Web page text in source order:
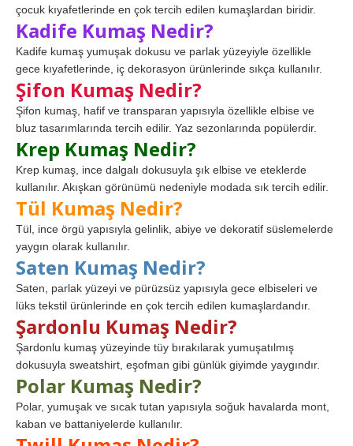
çocuk kıyafetlerinde en çok tercih edilen kumaşlardan biridir.
Kadife Kumaş Nedir?
Kadife kumaş yumuşak dokusu ve parlak yüzeyiyle özellikle
gece kıyafetlerinde, iç dekorasyon ürünlerinde sıkça kullanılır.
Şifon Kumaş Nedir?
Şifon kumaş, hafif ve transparan yapısıyla özellikle elbise ve
bluz tasarımlarında tercih edilir. Yaz sezonlarında popülerdir.
Krep Kumaş Nedir?
Krep kumaş, ince dalgalı dokusuyla şık elbise ve eteklerde
kullanılır. Akışkan görünümü nedeniyle modada sık tercih edilir.
Tül Kumaş Nedir?
Tül, ince örgü yapısıyla gelinlik, abiye ve dekoratif süslemelerde
yaygın olarak kullanılır.
Saten Kumaş Nedir?
Saten, parlak yüzeyi ve pürüzsüz yapısıyla gece elbiseleri ve
lüks tekstil ürünlerinde en çok tercih edilen kumaşlardandır.
Şardonlu Kumaş Nedir?
Şardonlu kumaş yüzeyinde tüy bırakılarak yumuşatılmış
dokusuyla sweatshirt, eşofman gibi günlük giyimde yaygındır.
Polar Kumaş Nedir?
Polar, yumuşak ve sıcak tutan yapısıyla soğuk havalarda mont,
kaban ve battaniyelerde kullanılır.